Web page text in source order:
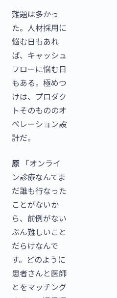
難題は多かっ
た。人材採用に
悩む日もあれ
ば、キャッシュ
フローに悩む日
もある。極めつ
けは、プロダク
トそのもののオ
ペレーション設
計だ。
原 「オンライ
ン診療なんてま
だ誰も行なった
ことがないか
ら、前例がない
ぶん難しいこと
だらけなんで
す。どのように
患者さんと医師
とをマッチング